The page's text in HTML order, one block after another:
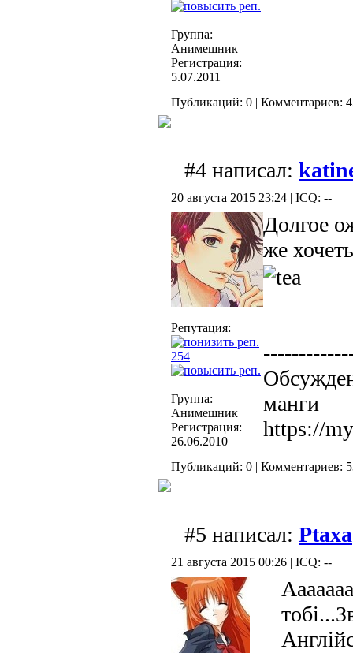
Группа:
Анимешник
Регистрация:
5.07.2011
Публикаций: 0 | Комментариев:
#4 написал:
20 августа 2015 23:24 | ICQ: --
Репутация:
254
Группа:
Анимешник
Регистрация:
26.06.2010
Долгое
же
манги
https://
Публикаций: 0 | Комментариев:
#5 написал: Ptaxa
21 августа 2015 00:26 | ICQ: --